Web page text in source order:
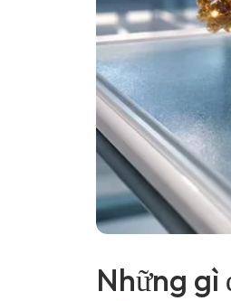
Những gì
پښتو
සිංහල
অসমীয়া
Galego
Latviešu
Gàidhlig
Occitan